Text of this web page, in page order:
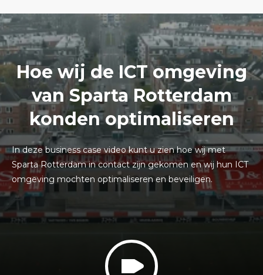
Hoe wij de ICT omgeving
van Sparta Rotterdam
konden optimaliseren
In deze business case video kunt u zien hoe wij met
Sparta Rotterdam in contact zijn gekomen en wij hun ICT
omgeving mochten optimaliseren en beveiligen.